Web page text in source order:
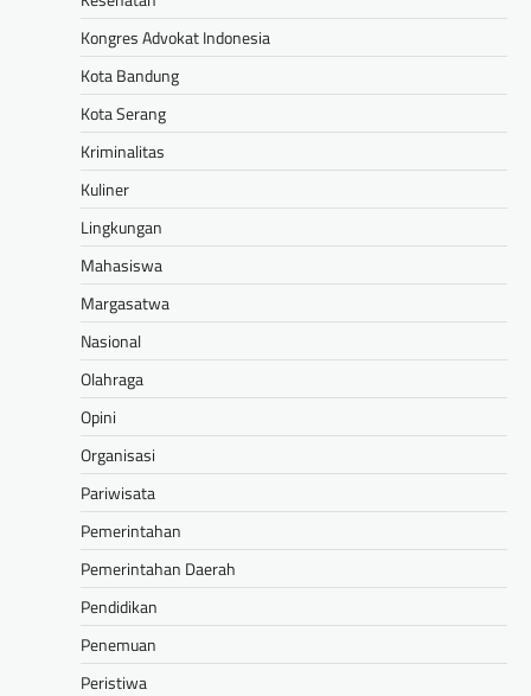
Kongres Advokat Indonesia
Kota Bandung
Kota Serang
Kriminalitas
Kuliner
Lingkungan
Mahasiswa
Margasatwa
Nasional
Olahraga
Opini
Organisasi
Pariwisata
Pemerintahan
Pemerintahan Daerah
Pendidikan
Penemuan
Peristiwa